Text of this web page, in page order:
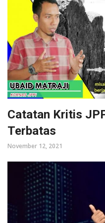
Catatan Kritis
Terbatas
November 12, 2021